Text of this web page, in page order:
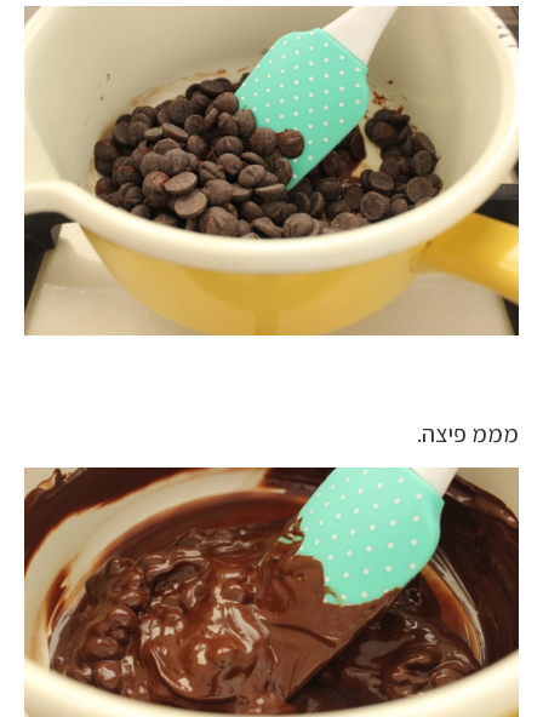
מממ פיצה.